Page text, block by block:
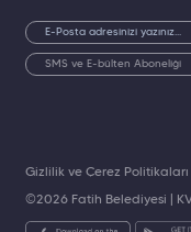
SMS ve E-bülten Aboneliği
©2026 Fatih Belediyesi |
Gizlilik ve Çerez Politikaları